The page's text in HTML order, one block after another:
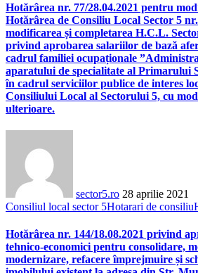
Hotărârea nr. 77/28.04.2021 pentru
Hotărârea de Consiliu Local Sector 5
modificarea și completarea H.C.L.
privind aprobarea salariilor de bază
cadrul familiei ocupaționale
aparatului de specialitate al Primarului
în cadrul serviciilor publice de interes
Consiliului Local al Sectorului 5, cu
ulterioare.
sector5.ro 28 aprilie 2021
Consiliul local sector 5Hotarari de consiliu
Hotărârea nr. 144/18.08.2021 privind
tehnico-economici pentru consolidare,
modernizare, refacere împrejmuire și